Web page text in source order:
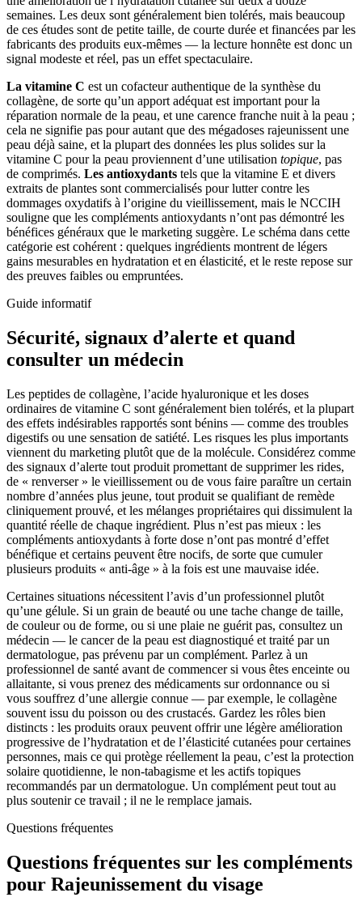
semaines. Les deux sont généralement bien tolérés, mais beaucoup
de ces études sont de petite taille, de courte durée et financées par les
fabricants des produits eux-mêmes — la lecture honnête est donc un
signal modeste et réel, pas un effet spectaculaire.
La vitamine C est un cofacteur authentique de la synthèse du
collagène, de sorte qu’un apport adéquat est important pour la
réparation normale de la peau, et une carence franche nuit à la peau ;
cela ne signifie pas pour autant que des mégadoses rajeunissent une
peau déjà saine, et la plupart des données les plus solides sur la
vitamine C pour la peau proviennent d’une utilisation topique, pas
de comprimés. Les antioxydants tels que la vitamine E et divers
extraits de plantes sont commercialisés pour lutter contre les
dommages oxydatifs à l’origine du vieillissement, mais le NCCIH
souligne que les compléments antioxydants n’ont pas démontré les
bénéfices généraux que le marketing suggère. Le schéma dans cette
catégorie est cohérent : quelques ingrédients montrent de légers
gains mesurables en hydratation et en élasticité, et le reste repose sur
des preuves faibles ou empruntées.
Guide informatif
Sécurité, signaux d’alerte et quand
consulter un médecin
Les peptides de collagène, l’acide hyaluronique et les doses
ordinaires de vitamine C sont généralement bien tolérés, et la plupart
des effets indésirables rapportés sont bénins — comme des troubles
digestifs ou une sensation de satiété. Les risques les plus importants
viennent du marketing plutôt que de la molécule. Considérez comme
des signaux d’alerte tout produit promettant de supprimer les rides,
de « renverser » le vieillissement ou de vous faire paraître un certain
nombre d’années plus jeune, tout produit se qualifiant de remède
cliniquement prouvé, et les mélanges propriétaires qui dissimulent la
quantité réelle de chaque ingrédient. Plus n’est pas mieux : les
compléments antioxydants à forte dose n’ont pas montré d’effet
bénéfique et certains peuvent être nocifs, de sorte que cumuler
plusieurs produits « anti-âge » à la fois est une mauvaise idée.
Certaines situations nécessitent l’avis d’un professionnel plutôt
qu’une gélule. Si un grain de beauté ou une tache change de taille,
de couleur ou de forme, ou si une plaie ne guérit pas, consultez un
médecin — le cancer de la peau est diagnostiqué et traité par un
dermatologue, pas prévenu par un complément. Parlez à un
professionnel de santé avant de commencer si vous êtes enceinte ou
allaitante, si vous prenez des médicaments sur ordonnance ou si
vous souffrez d’une allergie connue — par exemple, le collagène
souvent issu du poisson ou des crustacés. Gardez les rôles bien
distincts : les produits oraux peuvent offrir une légère amélioration
progressive de l’hydratation et de l’élasticité cutanées pour certaines
personnes, mais ce qui protège réellement la peau, c’est la protection
solaire quotidienne, le non-tabagisme et les actifs topiques
recommandés par un dermatologue. Un complément peut tout au
plus soutenir ce travail ; il ne le remplace jamais.
Questions fréquentes
Questions fréquentes sur les compléments
pour Rajeunissement du visage